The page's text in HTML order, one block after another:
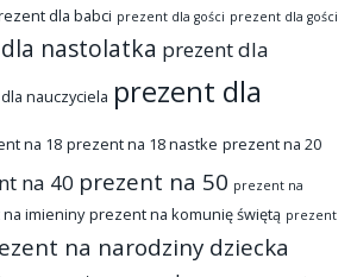
dla babci prezent dla gości prezent dla gości
nastolatka prezent dla
nauczyciela prezent dla
na 18 prezent na 18 nastke prezent na 20
na 40 prezent na 50 prezent na
imieniny prezent na komunię świętą prezent
na narodziny dziecka